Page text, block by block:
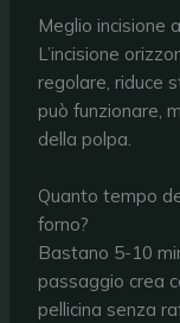
Meglio incisione
L’incisione
regolare, riduce
può funzionare,
della polpa.
Quanto tempo
forno?
Bastano 5-10
passaggio crea
pellicina senza